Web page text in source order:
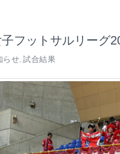
子フットサルリーグ
らせ 試合結果